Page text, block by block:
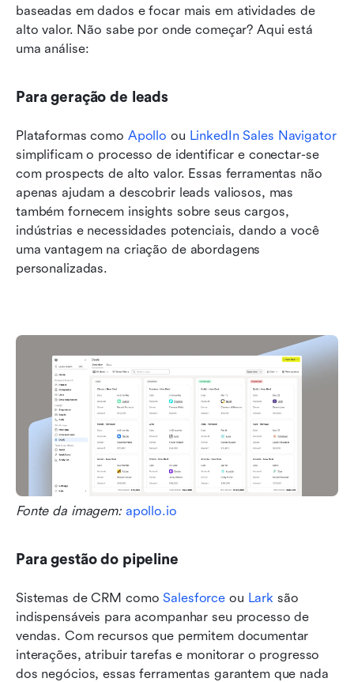
baseadas em dados e focar mais em atividades de
alto valor. Não sabe por onde começar? Aqui está
uma análise:
Para geração de leads
Plataformas como Apollo ou LinkedIn Sales Navigator
simplificam o processo de identificar e conectar-se
com prospects de alto valor. Essas ferramentas não
apenas ajudam a descobrir leads valiosos, mas
também fornecem insights sobre seus cargos,
indústrias e necessidades potenciais, dando a você
uma vantagem na criação de abordagens
personalizadas.
Fonte da imagem: apollo.io
Para gestão do pipeline
Sistemas de CRM como Salesforce ou Lark são
indispensáveis para acompanhar seu processo de
vendas. Com recursos que permitem documentar
interações, atribuir tarefas e monitorar o progresso
dos negócios, essas ferramentas garantem que nada